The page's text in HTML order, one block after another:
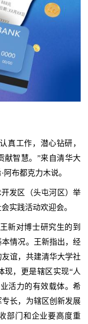
真工作，潜心钻研，
献智慧。”来自清华大
布都克力木说。
发区（头屯河区）举
实践活动欢迎会。
新对博士研究生的到
情况。王新指出，经
谊，共建清华大学社
现，更是辖区实现“人
活力的有效载体。希
长，为辖区创新发展
部门和企业要高度重